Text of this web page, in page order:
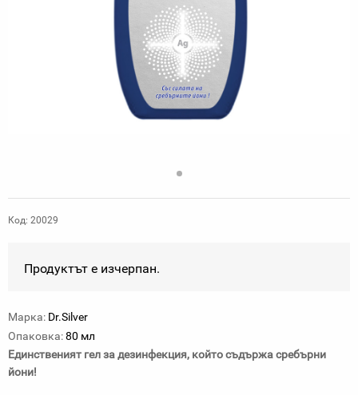
Код: 20029
Продуктът е изчерпан.
Марка: Dr.Silver
Опаковка:80 мл
Единственият гел за дезинфекция, който съдържа сребърни
йони!